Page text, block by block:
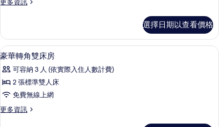
房
所
有
相
片
更多資訊
套
房
的
情
選擇日期以查看價格
顯
示
豪
華
角
客房內保險箱、書桌、遮光布/窗簾、
6
豪華轉角雙床房
可容納 3 人 (依實際入住人數計費)
2 張標準雙人床
免費無線上網
更多資訊
更